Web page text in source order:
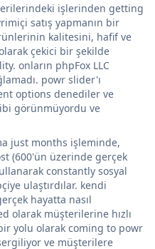
işlerinden getting
satış yapmanın bir
kalitesini, hafif ve
çekici bir şekilde
onların phpFox LLC
powr slider'ı
options denediler ve
görünmüyordu ve
just months işleminde,
(600'ün üzerinde gerçek
constantly sosyal
ulaştırdılar. kendi
hayatta nasıl
olarak müşterilerine hızlı
yolu olarak coming to powr
ve müşterilere